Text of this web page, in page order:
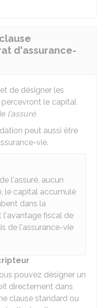
d'assurance-
de désigner les
percevront le capital
l'assuré.
peut aussi être
vie.
l'assuré, aucun
le capital accumulé
dans la
l'avantage fiscal de
de l'assurance-vie
pouvez désigner un
directement dans
clause standard ou